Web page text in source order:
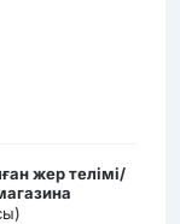
жер телімі/